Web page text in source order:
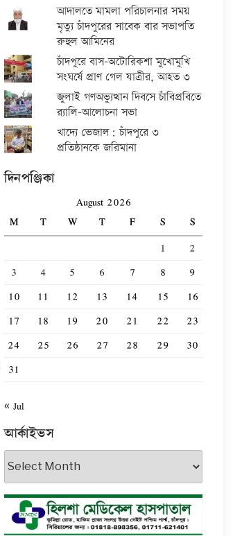
আদালতে মামলা পরিচালনার সময়
মৃত্যু চাঁদপুরের সাবেক বার সভাপতি
রুহুল আমিনের
চাঁদপুরে বাস-অটোরিকশা মুখোমুখি
সংঘর্ষে প্রাণ গেল যাত্রীর, আহত ৩
জুলাই গণঅভ্যুত্থান দিবসে চাঁবিপ্রবিতে
র‍্যালি-আলোচনা সভা
খাদ্যে ভেজাল: চাঁদপুরে ৩
প্রতিষ্ঠানকে জরিমানা
দিনপঞ্জিকা
August 2026
M
T W T F S
S
1
2
3
4 5 6 7 8
9
10
11 12 13 14 15
16
17
18 19 20 21 22
23
24
25 26 27 28 29
30
31
« Jul
আর্কাইভস
আর্কাইভস